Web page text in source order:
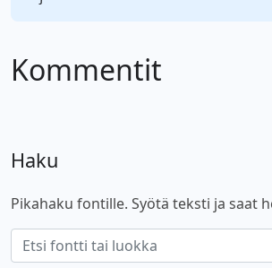
Kommentit
Haku
Pikahaku fontille. Syötä teksti ja saat